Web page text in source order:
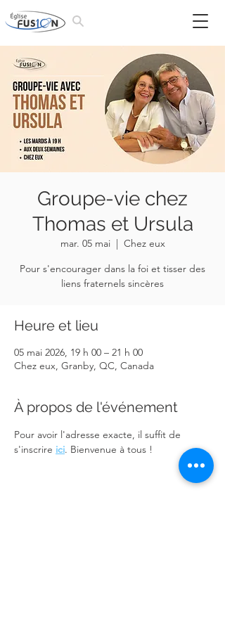
Groupe-vie chez
Thomas et Ursula
mar. 05 mai
  |
Chez eux
Pour s'encourager dans la foi et tisser des
liens fraternels sincères
Heure et lieu
05 mai 2026, 19 h 00 – 21 h 00
Chez eux, Granby, QC, Canada
À propos de l'événement
Pour avoir l'adresse exacte, il suffit de
s'inscrire ici. Bienvenue à tous !